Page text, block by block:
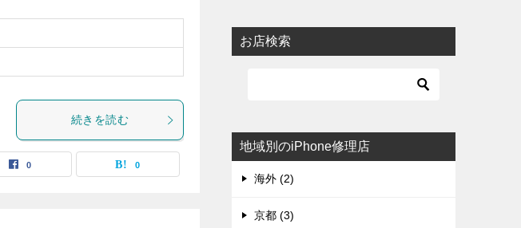
続きを読む
0 0
お店検索
地域別のiPhone修理店
海外 (2)
京都 (3)